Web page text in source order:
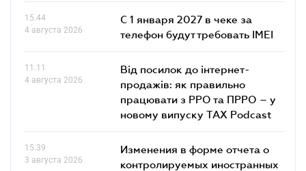
15.44
4 августа 2026
С 1 января 2027 в чеке за
телефон будут требовать IMEI
11.11
4 августа 2026
Від посилок до інтернет-
продажів: як правильно
працювати з РРО та ПРРО – у
новому випуску TAX Podcast
15.39
3 августа 2026
Изменения в форме отчета о
контролируемых иностранных